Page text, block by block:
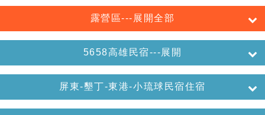
露營區---展開全部
5658高雄民宿---展開
屏東-墾丁-東港-小琉球民宿住宿